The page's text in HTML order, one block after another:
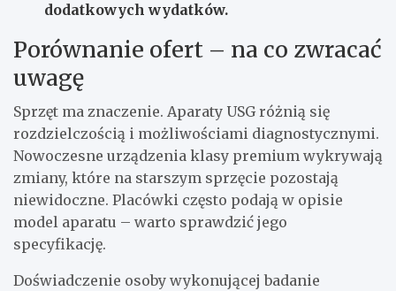
dodatkowych wydatków.
Porównanie ofert – na co zwracać
uwagę
Sprzęt ma znaczenie. Aparaty USG różnią się
rozdzielczością i możliwościami diagnostycznymi.
Nowoczesne urządzenia klasy premium wykrywają
zmiany, które na starszym sprzęcie pozostają
niewidoczne. Placówki często podają w opisie
model aparatu – warto sprawdzić jego
specyfikację.
Doświadczenie osoby wykonującej badanie